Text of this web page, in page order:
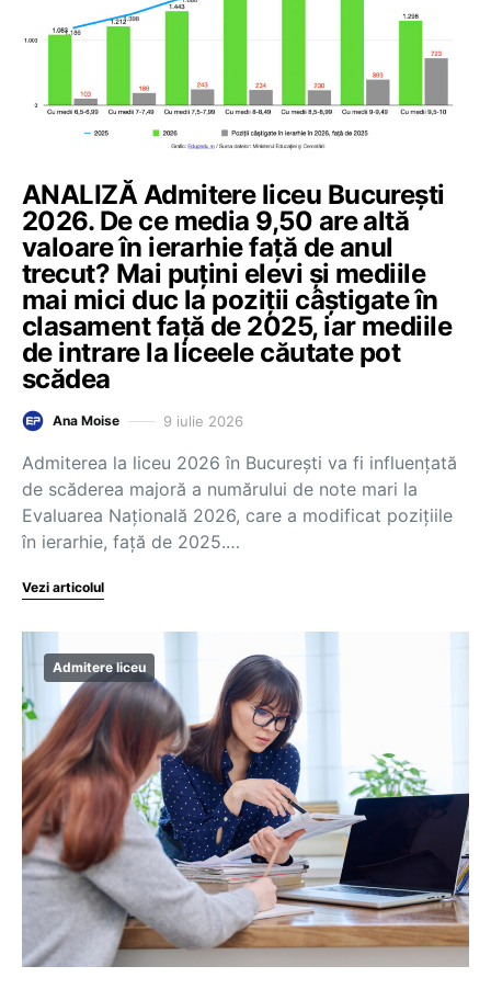
ANALIZĂ Admitere liceu București
2026. De ce media 9,50 are altă
valoare în ierarhie față de anul
trecut? Mai puțini elevi și mediile
mai mici duc la poziții câștigate în
clasament față de 2025, iar mediile
de intrare la liceele căutate pot
scădea
Ana Moise 9 iulie 2026
Admiterea la liceu 2026 în București va fi influențată
de scăderea majoră a numărului de note mari la
Evaluarea Națională 2026, care a modificat pozițiile
în ierarhie, față de 2025.…
Vezi articolul
Admitere liceu